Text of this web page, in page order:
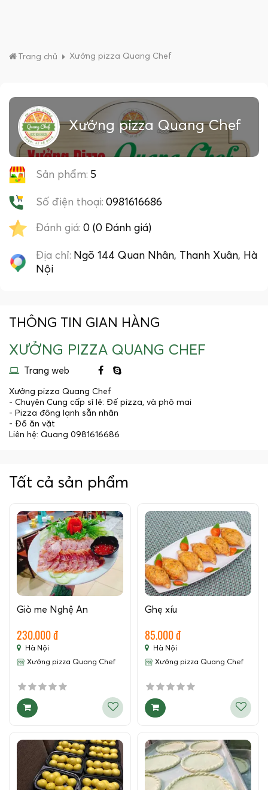
Trang chủ Xưởng pizza Quang Chef
Xưởng pizza Quang Chef
Sản phẩm: 5
Số điện thoại: 0981616686
Đánh giá: 0 (0 Đánh giá)
Địa chỉ: Ngõ 144 Quan Nhân, Thanh Xuân, Hà
Nội
THÔNG TIN GIAN HÀNG
XƯỞNG PIZZA QUANG CHEF
Trang web
Xưởng pizza Quang Chef
- Chuyên Cung cấp sỉ lẻ: Đế pizza, và phô mai
- Pizza đông lạnh sẵn nhân
- Đồ ăn vặt
Liên hệ: Quang 0981616686
Tất cả sản phẩm
Giò me Nghệ An
230.000 đ
Hà Nội
Xưởng pizza Quang Chef
Ghẹ xíu
85.000 đ
Hà Nội
Xưởng pizza Quang Chef